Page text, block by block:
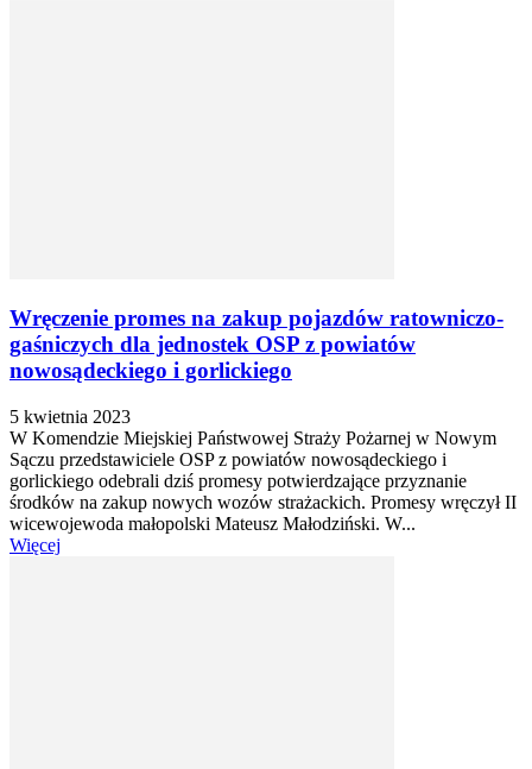
Wręczenie promes na zakup pojazdów ratowniczo-
gaśniczych dla jednostek OSP z powiatów
nowosądeckiego i gorlickiego
5 kwietnia 2023
W Komendzie Miejskiej Państwowej Straży Pożarnej w Nowym
Sączu przedstawiciele OSP z powiatów nowosądeckiego i
gorlickiego odebrali dziś promesy potwierdzające przyznanie
środków na zakup nowych wozów strażackich. Promesy wręczył II
wicewojewoda małopolski Mateusz Małodziński. W...
Więcej